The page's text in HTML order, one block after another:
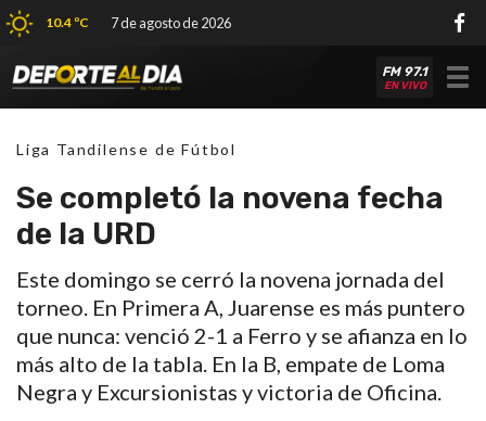
10.4 ºC 7 de agosto de 2026
FM 97.1
EN VIVO
Liga Tandilense de Fútbol
Se completó la novena fecha
de la URD
Este domingo se cerró la novena jornada del
torneo. En Primera A, Juarense es más puntero
que nunca: venció 2-1 a Ferro y se afianza en lo
más alto de la tabla. En la B, empate de Loma
Negra y Excursionistas y victoria de Oficina.